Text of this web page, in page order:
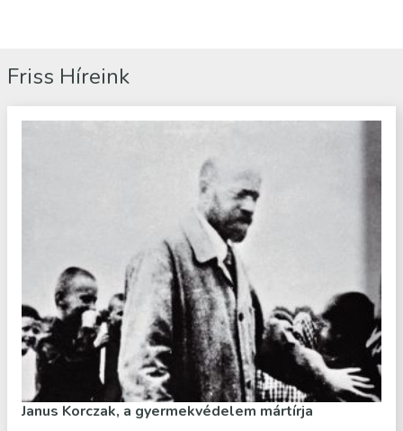
Friss Híreink
Janus Korczak, a gyermekvédelem mártírja